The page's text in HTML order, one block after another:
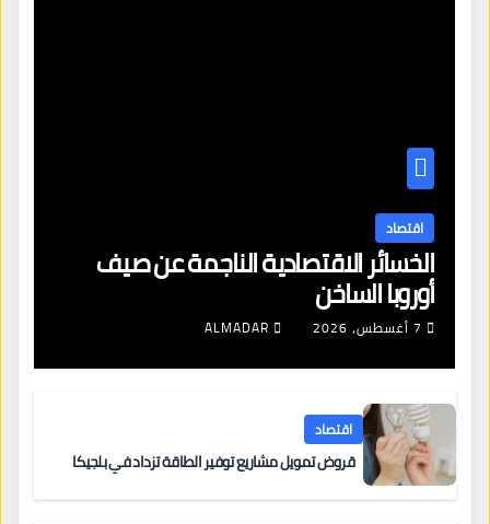
اقتصاد
الخسائر الاقتصادية الناجمة عن صيف
أوروبا الساخن
7 أغسطس، 2026 ALMADAR
اقتصاد
قروض تمويل مشاريع توفير الطاقة تزداد في بلجيكا